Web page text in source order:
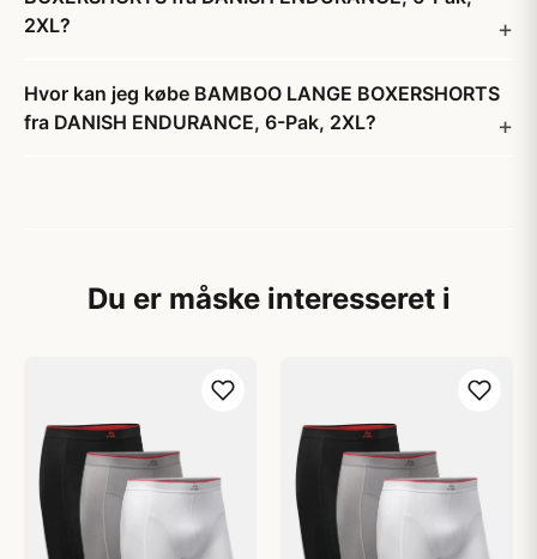
2XL?
Hvor kan jeg købe BAMBOO LANGE BOXERSHORTS
fra DANISH ENDURANCE, 6-Pak, 2XL?
Du er måske interesseret i